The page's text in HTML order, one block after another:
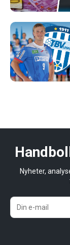
Nyheter,